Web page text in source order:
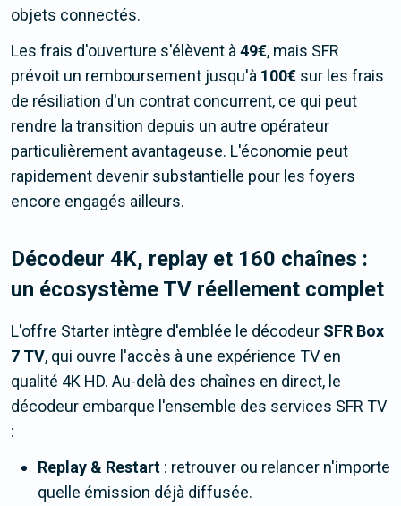
objets connectés.
Les frais d'ouverture s'élèvent à 49€, mais SFR
prévoit un remboursement jusqu'à 100€ sur les frais
de résiliation d'un contrat concurrent, ce qui peut
rendre la transition depuis un autre opérateur
particulièrement avantageuse. L'économie peut
rapidement devenir substantielle pour les foyers
encore engagés ailleurs.
Décodeur 4K, replay et 160 chaînes :
un écosystème TV réellement complet
L'offre Starter intègre d'emblée le décodeur SFR Box
7 TV, qui ouvre l'accès à une expérience TV en
qualité 4K HD. Au-delà des chaînes en direct, le
décodeur embarque l'ensemble des services SFR TV
:
Replay & Restart : retrouver ou relancer n'importe
quelle émission déjà diffusée.